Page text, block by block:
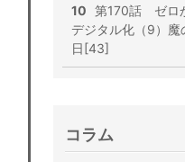
10 第170話 ゼロ
デジタル化（9）魔
日[43]
コラム